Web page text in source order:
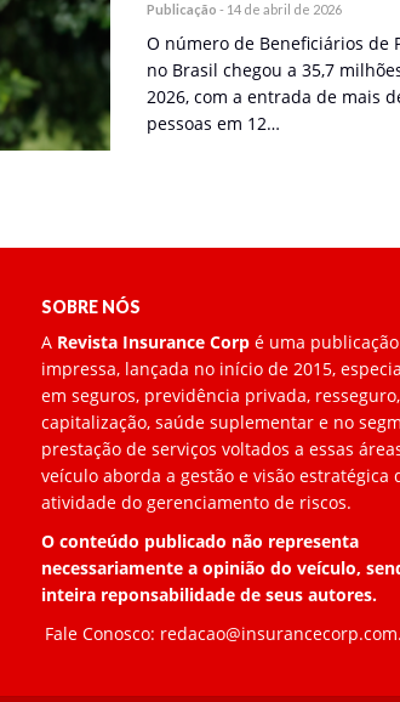
Publicação - 14 de abril de 2026
O número de Beneficiários de
no Brasil chegou a 35,7
2026, com a entrada de mais
pessoas em 12…
SOBRE NÓS
A Revista Insurance Corpé uma publicação
impressa, lançada no início de 2015,
em seguros, previdência privada, resseguro,
capitalização, saúde suplementar e no
prestação de serviços voltados a essas
veículo aborda a gestão e visão estratégica
atividade do gerenciamento de riscos.
O conteúdo publicado não representa
necessariamente a opinião do veículo,
inteira reponsabilidade de seus autores.
Fale Conosco: